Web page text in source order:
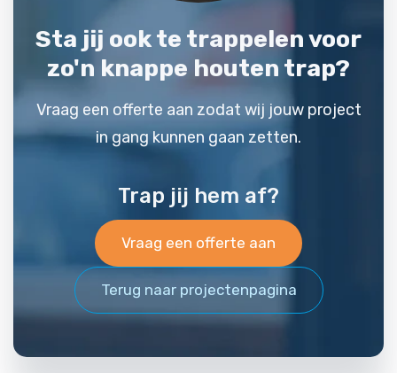
Sta jij ook te trappelen voor
zo'n knappe houten trap?
Vraag een offerte aan zodat wij jouw project
in gang kunnen gaan zetten.
Trap jij hem af?
Vraag een offerte aan
Terug naar projectenpagina